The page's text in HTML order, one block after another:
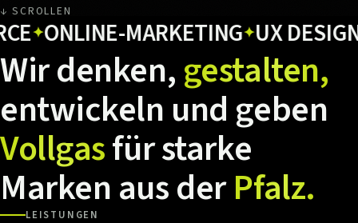
↓ SCROLLEN
ONLINE-MARKETING✦UX DESIGN✦
Wirdenken,gestalten,
entwickeln und geben
Vollgasfürstarke
MarkenausderPfalz.
LEISTUNGEN